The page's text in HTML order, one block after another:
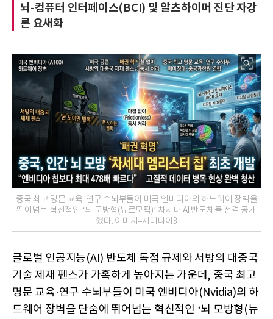
뇌-컴퓨터 인터페이스(BCI) 및 알츠하이머 진단 자강
론 요새화
중국 최고 명문 교육·연구 수뇌부들이 미국 엔비디아의 하드웨어 장벽을
뛰어넘는 혁신적인 ‘뇌 모방형(뉴로모픽)’ 차세대 AI 반도체를 전격 공개
했다. 이미지=제미나이3
글로벌 인공지능(AI) 반도체 독점 규제와 서방의 대중국
기술 제재 펜스가 가혹하게 높아지는 가운데, 중국 최고
명문 교육·연구 수뇌부들이 미국 엔비디아(Nvidia)의 하
드웨어 장벽을 단숨에 뛰어넘는 혁신적인 ‘뇌 모방형(뉴